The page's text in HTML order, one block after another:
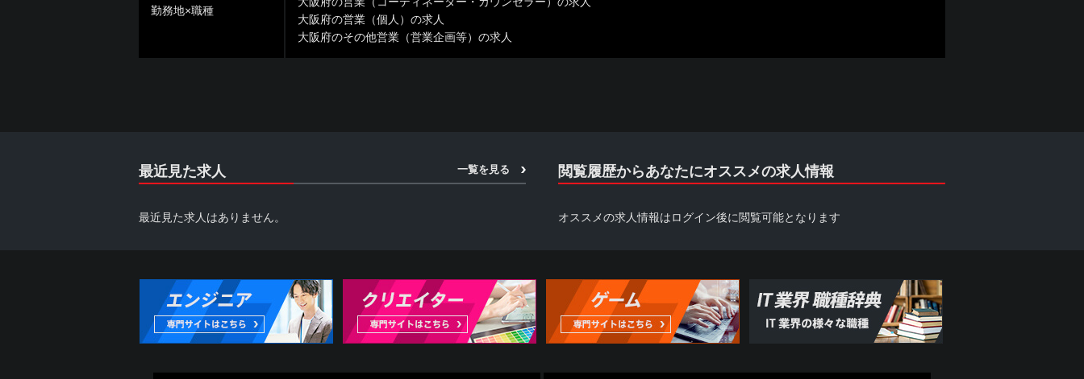
勤務地×職種
大阪府の営業（個人）の求人
大阪府のその他営業（営業企画等）の求人
最近見た求人 一覧を見る
最近見た求人はありません。
閲覧履歴からあなたにオススメの求人情報
オススメの求人情報はログイン後に閲覧可能となります